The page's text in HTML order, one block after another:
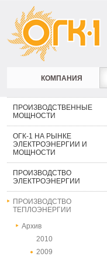
КОМПАНИЯ
ПРОИЗВОДСТВЕННЫЕ
МОЩНОСТИ
ОГК-1 НА РЫНКЕ
ЭЛЕКТРОЭНЕРГИИ И
МОЩНОСТИ
ПРОИЗВОДСТВО
ЭЛЕКТРОЭНЕРГИИ
ПРОИЗВОДСТВО
ТЕПЛОЭНЕРГИИ
Архив
2010
2009